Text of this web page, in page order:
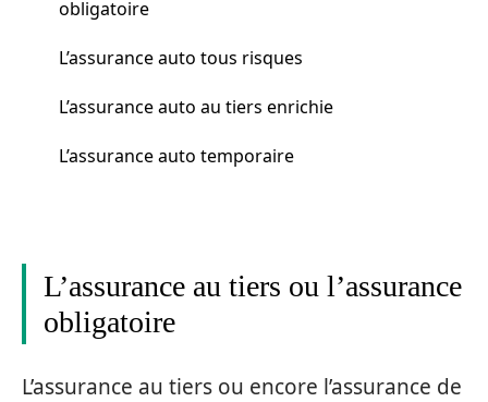
obligatoire
L’assurance auto tous risques
L’assurance auto au tiers enrichie
L’assurance auto temporaire
L’assurance au tiers ou l’assurance
obligatoire
L’assurance au tiers ou encore l’assurance de